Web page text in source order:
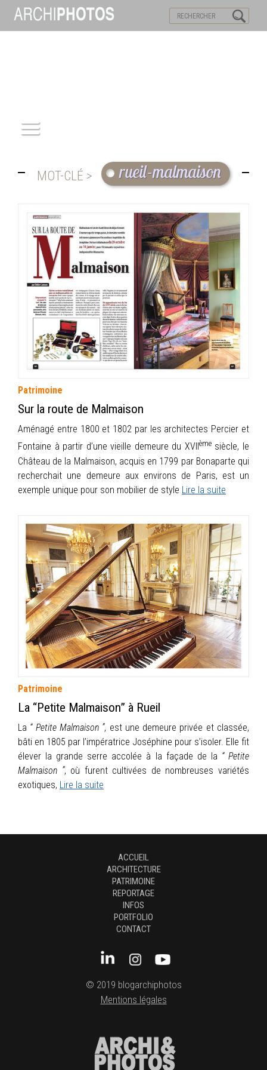
PATRIMOINE
REPORTAGE
PORTFOLIO
CONTACT
MOT-CLÉ > rueil-malmaison
Patrimoine
Sur la route de Malmaison
Aménagé entre 1800 et 1802 par les architectes Percier et
Fontaine à partir d’une vieille demeure du XVII èmesiècle, le
Château de la Malmaison, acquis en 1799 par Bonaparte qui
recherchait une demeure aux environs de Paris, est un
exemple unique pour son mobilier de style Lire la suite
Patrimoine
La “Petite Malmaison” à Rueil
La “ Petite Malmaison ”, est une demeure privée et classée,
bâti en 1805 par l’impératrice Joséphine pour s’isoler. Elle fit
élever la grande serre accolée à la façade de la “ Petite
Malmaison ”, où furent cultivées de nombreuses variétés
exotiques, Lire la suite
ACCUEIL
ARCHITECTURE
PATRIMOINE
REPORTAGE
INFOS
PORTFOLIO
CONTACT
© 2019 blogarchiphotos
Mentions légales